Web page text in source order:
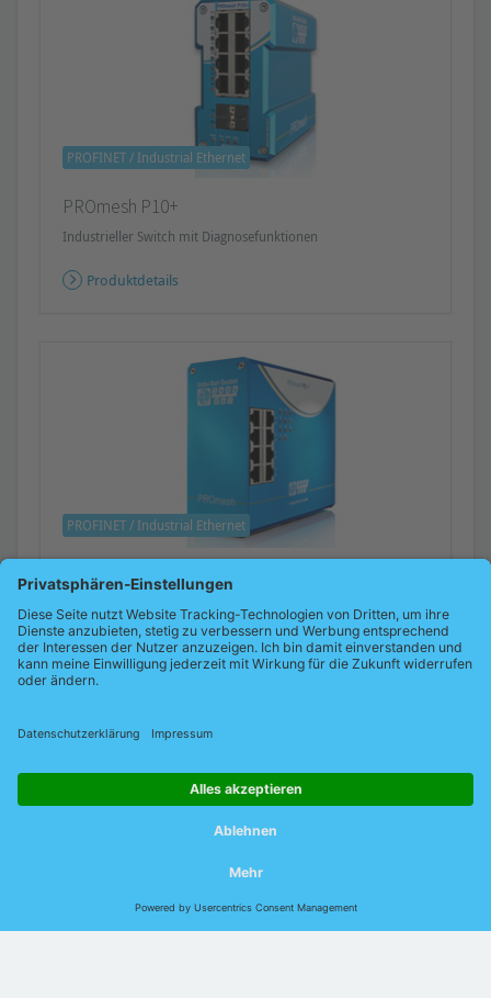
PROFINET / Industrial Ethernet
PROmesh P10+
Industrieller Switch mit Diagnosefunktionen
Produktdetails
PROFINET / Industrial Ethernet
PROmesh P8+F
Diagnose-Switch für Industrieautomation
Produktdetails